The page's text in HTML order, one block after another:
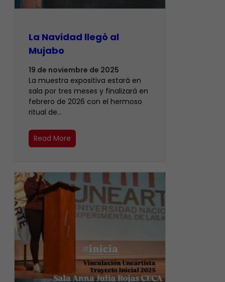
La Navidad llegó al
Mujabo
19 de noviembre de 2025
La muestra expositiva estará en
sala por tres meses y finalizará en
febrero de 2026 con el hermoso
ritual de…
Read More